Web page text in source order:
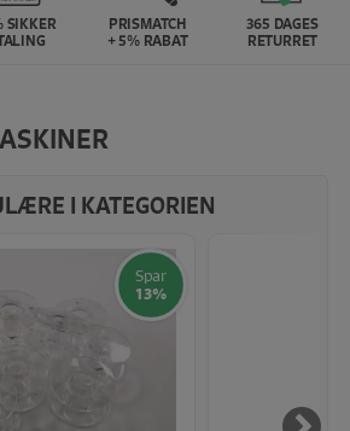
SIKKER
PRISMATCH
+ 5% RABAT
365 DAGES
RETURRET
I KATEGORIEN
Spar
13%